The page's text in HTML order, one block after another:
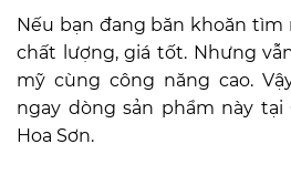
Nếu bạn đang băn khoăn
chất lượng, giá tốt. Nhưng
mỹ cùng công năng cao.
ngay dòng sản phẩm này tại
Hoa Sơn.